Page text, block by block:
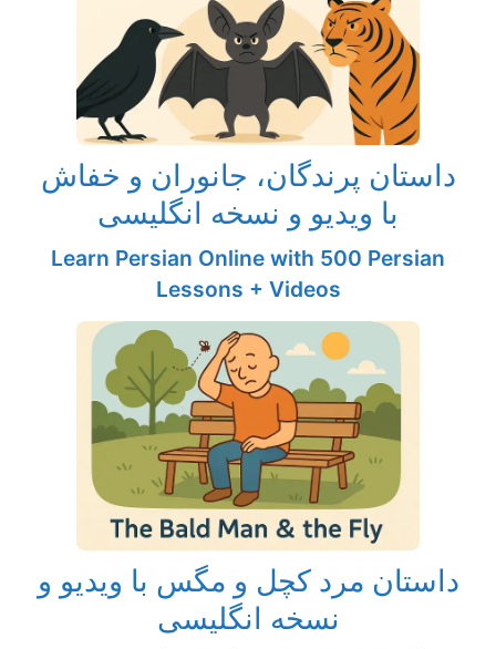
داستان پرندگان، جانوران و خفاش
با ویدیو و نسخه انگلیسی
Learn Persian Online with 500 Persian
Lessons + Videos
داستان مرد کچل و مگس با ویدیو و
نسخه انگلیسی